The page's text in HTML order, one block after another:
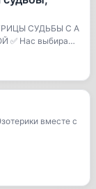
СУДЬБЫ С А
Нас выбирают
вместе с